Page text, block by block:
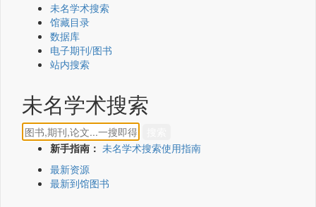
未名学术搜索
馆藏目录
数据库
电子期刊/图书
站内搜索
未名学术搜索
新手指南： 未名学术搜索使用指南
最新资源
最新到馆图书